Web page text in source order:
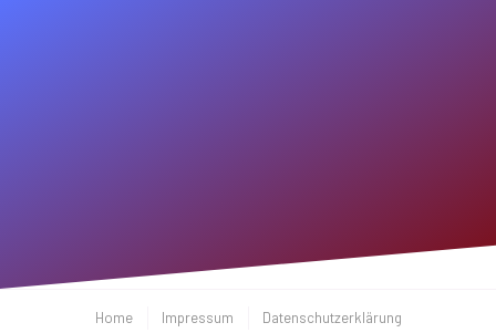
Home Impressum Datenschutzerklärung